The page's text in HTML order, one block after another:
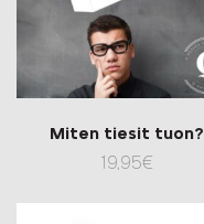
Miten tiesit tuon?
19,95€